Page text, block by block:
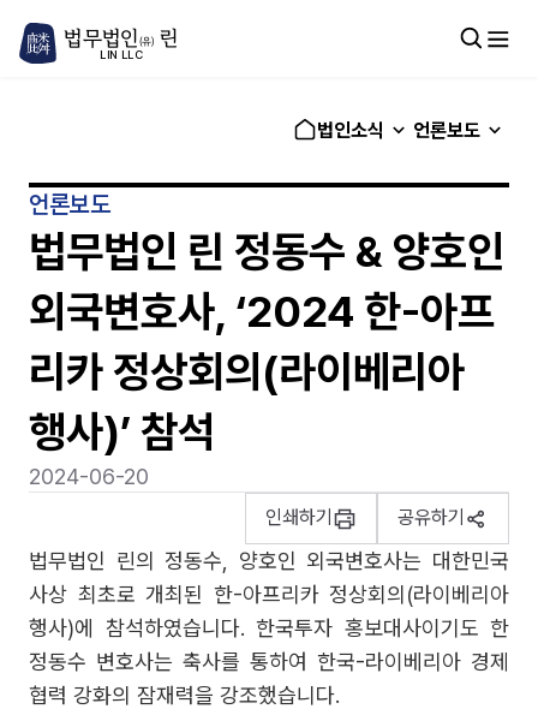
법무법인 (유) 린
LIN LLC
법인소식 언론보도
언론보도
법무법인 린 정동수 & 양호인
외국변호사, ‘2024 한-아프
리카 정상회의(라이베리아
행사)’ 참석
2024-06-20
인쇄하기 공유하기
법무법인 린의 정동수, 양호인 외국변호사는 대한민국
사상 최초로 개최된 한-아프리카 정상회의(라이베리아
행사)에 참석하였습니다. 한국투자 홍보대사이기도 한
정동수 변호사는 축사를 통하여 한국-라이베리아 경제
협력 강화의 잠재력을 강조했습니다.